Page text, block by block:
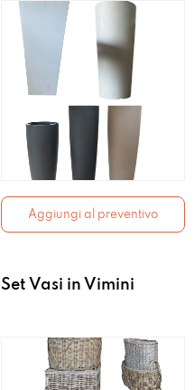
Aggiungi al preventivo
Set Vasi in Vimini